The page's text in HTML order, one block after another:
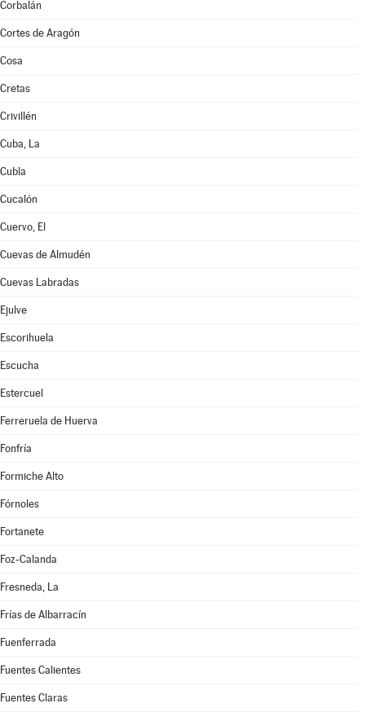
Corbalán
Cortes de Aragón
Cosa
Cretas
Crivillén
Cuba, La
Cubla
Cucalón
Cuervo, El
Cuevas de Almudén
Cuevas Labradas
Ejulve
Escorihuela
Escucha
Estercuel
Ferreruela de Huerva
Fonfría
Formiche Alto
Fórnoles
Fortanete
Foz-Calanda
Fresneda, La
Frías de Albarracín
Fuenferrada
Fuentes Calientes
Fuentes Claras